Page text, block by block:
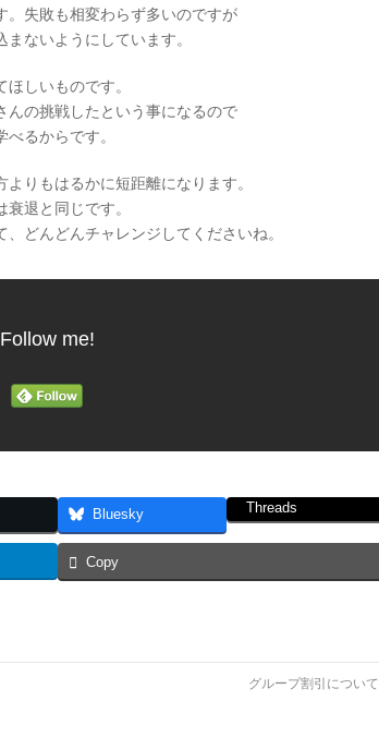
。失敗も相変わらず多いのですが
ないようにしています。
しいものです。
んの挑戦したという事になるので
るからです。
りもはるかに短距離になります。
退と同じです。
どんどんチャレンジしてくださいね。
Follow me!
Bluesky Threads
Copy
グループ割引について